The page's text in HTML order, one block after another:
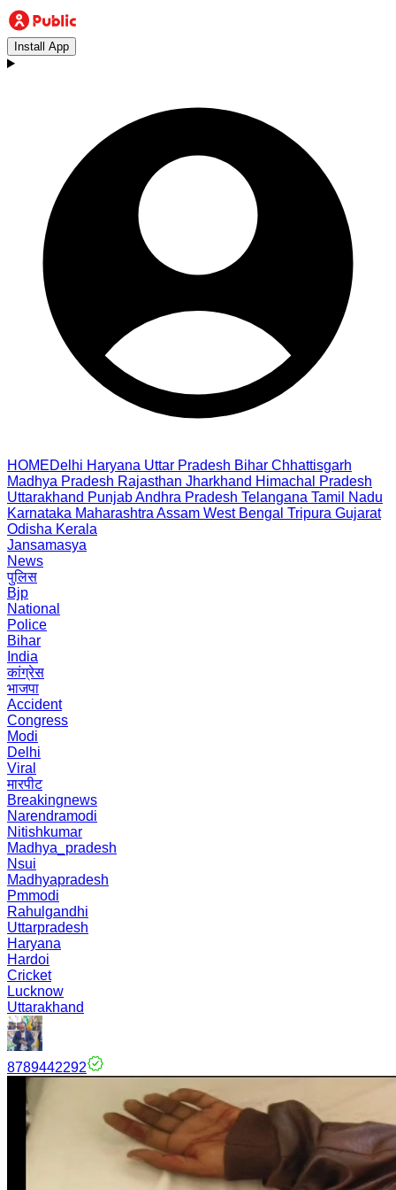
Install App
HOMEDelhi Haryana Uttar Pradesh Bihar Chhattisgarh
Madhya Pradesh Rajasthan Jharkhand Himachal Pradesh
Uttarakhand PunjabAndhra Pradesh Telangana Tamil Nadu
Karnataka Maharashtra Assam West Bengal Tripura Gujarat
Odisha Kerala
Jansamasya
News
पुलिस
Bjp
National
Police
Bihar
India
कांग्रेस
भाजपा
Accident
Congress
Modi
Delhi
Viral
मारपीट
Breakingnews
Narendramodi
Nitishkumar
Madhya_pradesh
Nsui
Madhyapradesh
Pmmodi
Rahulgandhi
Uttarpradesh
Haryana
Hardoi
Cricket
Lucknow
Uttarakhand
8789442292